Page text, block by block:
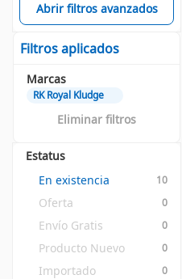
Abrir filtros avanzados
Filtros aplicados
Marcas
RK Royal Kludge
Eliminar filtros
Estatus
En existencia
10
Oferta 0
Envío Gratis 0
Producto Nuevo 0
Importado 0